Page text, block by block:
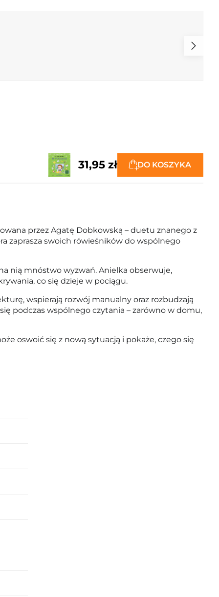
31,95 zł DO KOSZYKA
przez Agatę Dobkowską – duetu znanego z
zaprasza swoich rówieśników do wspólnego
nią mnóstwo wyzwań. Anielka obserwuje,
co się dzieje w pociągu.
wspierają rozwój manualny oraz rozbudzają
podczas wspólnego czytania – zarówno w domu,
oswoić się z nową sytuacją i pokaże, czego się